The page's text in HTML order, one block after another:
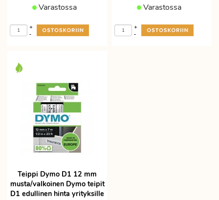
Varastossa
-
+
Varastossa
-
+
Teippi Dymo D1 12 mm
musta/valkoinen Dymo teipit
D1 edullinen hinta yrityksille